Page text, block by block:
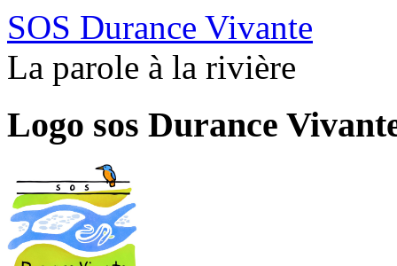
SOS Durance Vivante
La parole à la rivière
Logo sos Durance